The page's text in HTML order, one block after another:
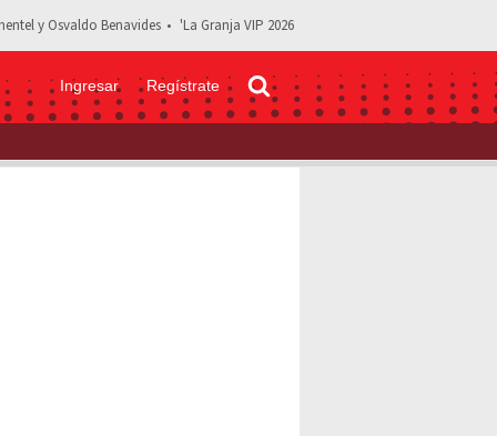
y Osvaldo Benavides 'La Granja VIP 2026
Ingresar Regístrate
Crean piñata de Galilea Montijo llorando y se hace viral